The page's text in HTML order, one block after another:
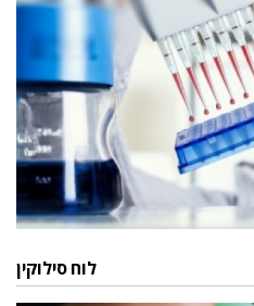
לוח סילוקין